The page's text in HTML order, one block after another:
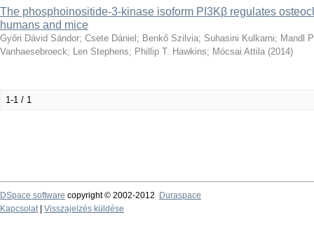
The phosphoinositide-3-kinase isoform PI3Kβ regulates
humans and mice
Győri Dávid Sándor; Csete Dániel ; Benkő Szilvia; Suhasini Kulkarni; Mandl
Vanhaesebroeck; Len Stephens; Phillip T. Hawkins; Mócsai Attila (2014)
1-1 / 1
DSpace software copyright © 2002-2012
Duraspace
Kapcsolat| Visszajelzés küldése